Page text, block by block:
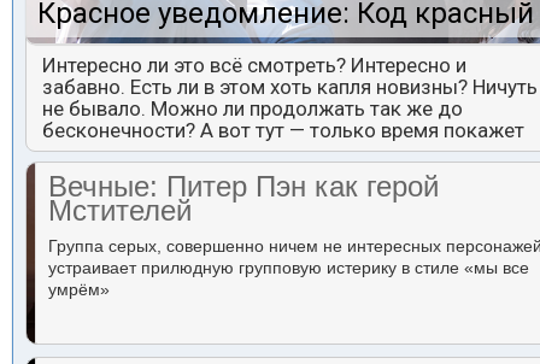
Красное уведомление: Код красный
Интересно ли это всё смотреть? Интересно и
забавно. Есть ли в этом хоть капля новизны? Ничуть
не бывало. Можно ли продолжать так же до
бесконечности? А вот тут — только время покажет
Вечные: Питер Пэн как герой
Мстителей
Группа серых, совершенно ничем не интересных
устраивает прилюдную групповую истерику в стиле «мы все
умрём»